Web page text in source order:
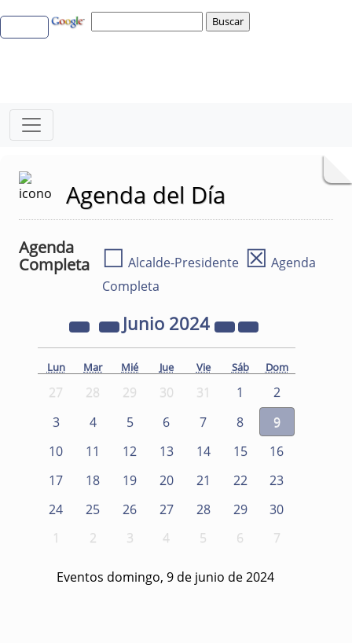
Agenda del Día
Agenda
Completa
☐ Alcalde-Presidente ☒ Agenda
Completa
Junio 2024
Lun Mar Mié Jue Vie Sáb Dom
27 28 29 30 31 1
2
3
4 5 6 7 8
9
10
11 12 13 14 15
16
17
18 19 20 21 22
23
24
25 26 27 28 29
30
1
2 3 4 5 6 7
Eventos domingo, 9 de junio de 2024